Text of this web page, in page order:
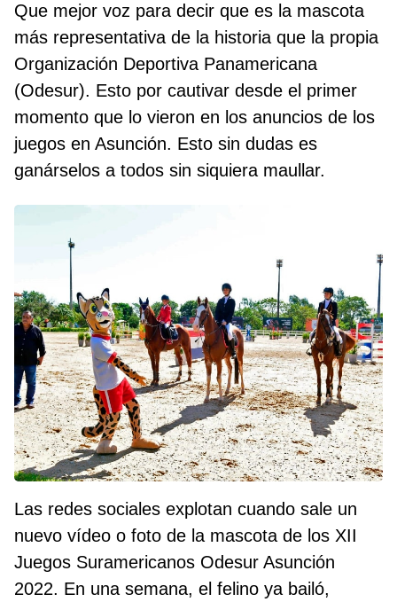
Que mejor voz para decir que es la mascota
más representativa de la historia que la propia
Organización Deportiva Panamericana
(Odesur). Esto por cautivar desde el primer
momento que lo vieron en los anuncios de los
juegos en Asunción. Esto sin dudas es
ganárselos a todos sin siquiera maullar.
Las redes sociales explotan cuando sale un
nuevo vídeo o foto de la mascota de los XII
Juegos Suramericanos Odesur Asunción
2022. En una semana, el felino ya bailó,